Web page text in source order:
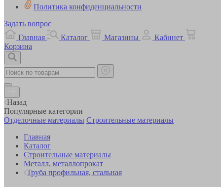
Политика конфиденциальности
Задать вопрос
Главная
Каталог Магазины
Кабинет
Корзина
Назад
Популярные категории
Отделочные материалы Строительные материалы
Главная
Каталог
Строительные материалы
Металл, металлопрокат
Труба профильная, стальная